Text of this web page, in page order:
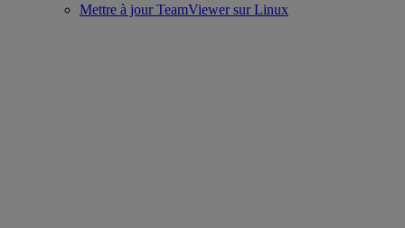
Mettre à jour TeamViewer sur Linux